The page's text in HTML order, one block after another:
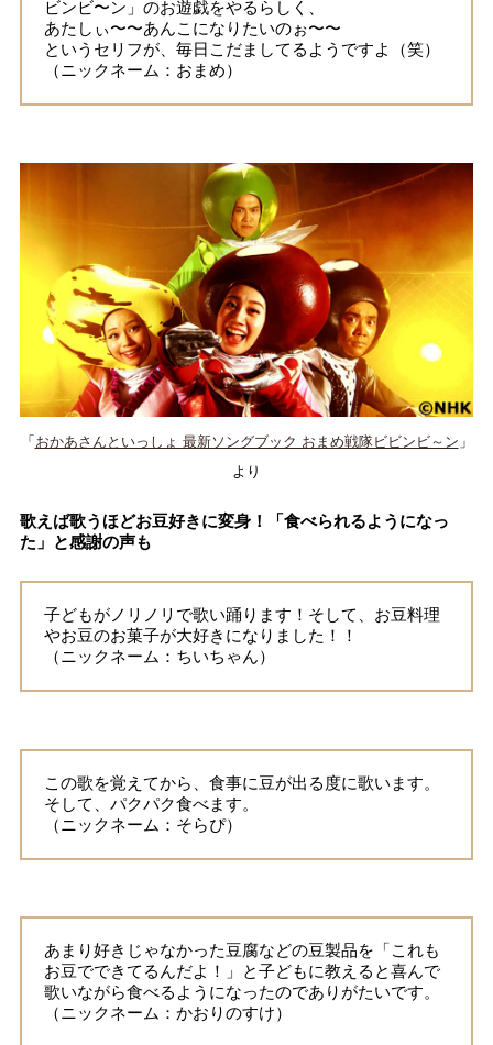
ビンビ〜ン」のお遊戯をやるらしく、
あたしぃ〜〜あんこになりたいのぉ〜〜
というセリフが、毎日こだましてるようですよ（笑）
（ニックネーム：おまめ）
「おかあさんといっしょ 最新ソングブック おまめ戦隊ビビンビ～ン 」
より
歌えば歌うほどお豆好きに変身！「食べられるようになっ
た」と感謝の声も
子どもがノリノリで歌い踊ります！そして、お豆料理
やお豆のお菓子が大好きになりました！！
（ニックネーム：ちいちゃん）
この歌を覚えてから、食事に豆が出る度に歌います。
そして、パクパク食べます。
（ニックネーム：そらぴ）
あまり好きじゃなかった豆腐などの豆製品を「これも
お豆でできてるんだよ！」と子どもに教えると喜んで
歌いながら食べるようになったのでありがたいです。
（ニックネーム：かおりのすけ）